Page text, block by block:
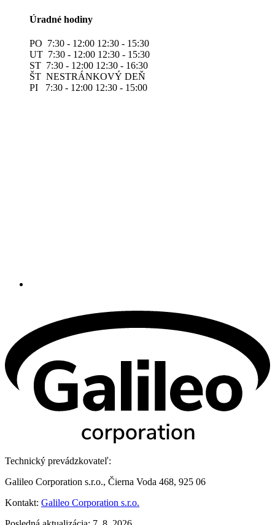
Úradné hodiny
PO 7:30 - 12:00 12:30 - 15:30
UT 7:30 - 12:00 12:30 - 15:30
ST 7:30 - 12:00 12:30 - 16:30
ŠT NESTRÁNKOVÝ DEŇ
PI 7:30 - 12:00 12:30 - 15:00
Technický prevádzkovateľ:
Galileo Corporation s.r.o., Čierna Voda 468, 925 06
Kontakt: Galileo Corporation s.r.o.